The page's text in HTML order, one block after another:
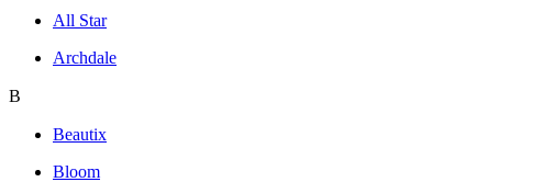
All Star
Archdale
B
Beautix
Bloom